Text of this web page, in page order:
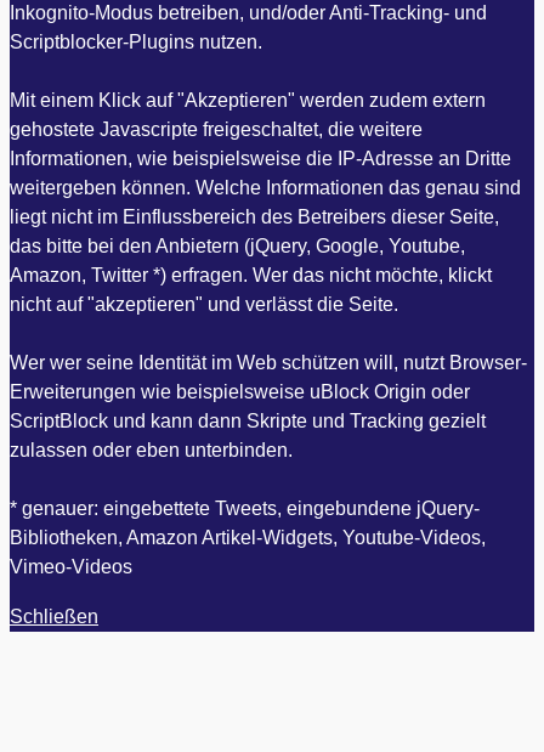
Inkognito-Modus betreiben, und/oder Anti-Tracking- und
Scriptblocker-Plugins nutzen.
Mit einem Klick auf "Akzeptieren" werden zudem extern
gehostete Javascripte freigeschaltet, die weitere
Informationen, wie beispielsweise die IP-Adresse an Dritte
weitergeben können. Welche Informationen das genau sind
liegt nicht im Einflussbereich des Betreibers dieser Seite,
das bitte bei den Anbietern (jQuery, Google, Youtube,
Amazon, Twitter *) erfragen. Wer das nicht möchte, klickt
nicht auf "akzeptieren" und verlässt die Seite.
Wer wer seine Identität im Web schützen will, nutzt Browser-
Erweiterungen wie beispielsweise uBlock Origin oder
ScriptBlock und kann dann Skripte und Tracking gezielt
zulassen oder eben unterbinden.
* genauer: eingebettete Tweets, eingebundene jQuery-
Bibliotheken, Amazon Artikel-Widgets, Youtube-Videos,
Vimeo-Videos
Schließen